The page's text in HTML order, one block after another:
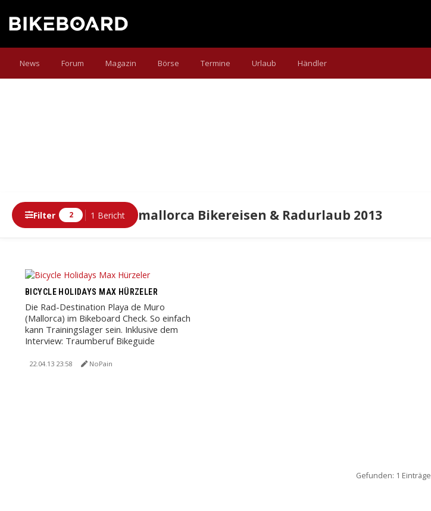
News Forum Magazin Börse Termine Urlaub Händler
Filter 2 1 Bericht mallorca Bikereisen & Radurlaub 2013
BICYCLE HOLIDAYS MAX HÜRZELER
Die Rad-Destination Playa de Muro
(Mallorca) im Bikeboard Check. So einfach
kann Trainingslager sein. Inklusive dem
Interview: Traumberuf Bikeguide
22.04.13 23:58 NoPain
Gefunden: 1 Einträge